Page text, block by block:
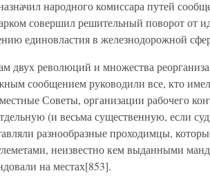
народного комиссара путей
совершил решительный поворот от
единовластия в железнодорожной
двух революций и множества
сообщением руководили все, кто
Советы, организации рабочего
(и весьма существенную, если
разнообразные проходимцы,
неизвестно кем выданными
на местах[853].